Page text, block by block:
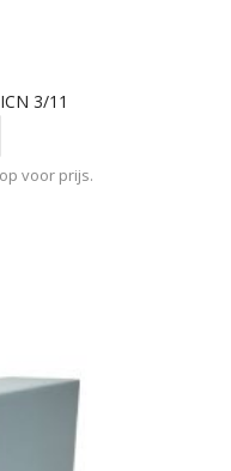
3/11
voor prijs.